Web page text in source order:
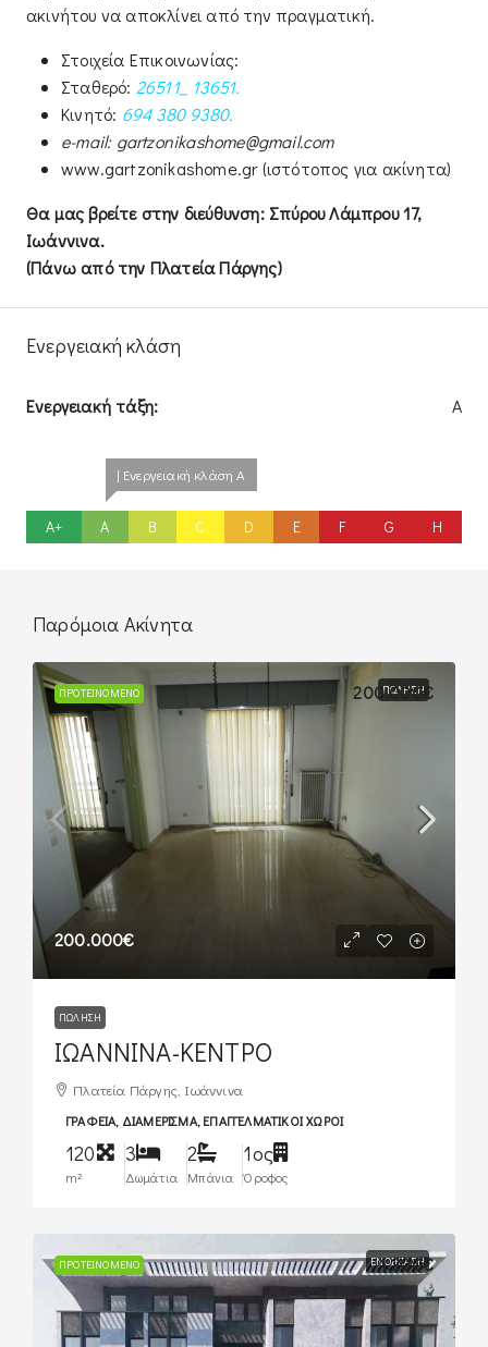
ακινήτου να αποκλίνει από την πραγματική.
Στοιχεία Επικοινωνίας:
Σταθερό: 26511_ 13651.
Κινητό: 694 380 9380.
e-mail: gartzonikashome@gmail.com
www.gartzonikashome.gr (ιστότοπος για ακίνητα)
Θα μας βρείτε στην διεύθυνση: Σπύρου Λάμπρου 17,
Ιωάννινα.
(Πάνω από την Πλατεία Πάργης)
Ενεργειακή κλάση
Ενεργειακή τάξη: A
A+
| Ενεργειακή κλάση A
A B C D E F G H
Παρόμοια Ακίνητα
ΠΡΟΤΕΙΝΌΜΕΝΟ ΠΏΛΗΣΗ
200.000€
ΠΏΛΗΣΗ
ΙΩΑΝΝΙΝΑ-ΚΕΝΤΡΟ
200.000€
Πλατεία Πάργης, Ιωάννινα
ΓΡΑΦΕΊΑ, ΔΙΑΜΈΡΙΣΜΑ, ΕΠΑΓΓΕΛΜΑΤΙΚΟΊ ΧΏΡΟΙ
120
m²
3
Δωμάτια
2
Μπάνια
1ος
Όροφος
ΠΡΟΤΕΙΝΌΜΕΝΟ ΕΝΟΙΚΊΑΣΗ
1.200€